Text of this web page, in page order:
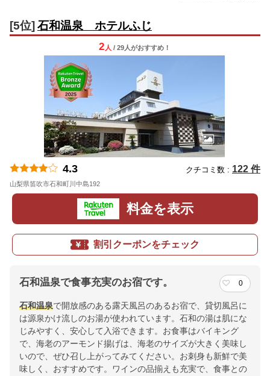
[5位] 石和温泉 ホテルふじ
2 人 / 29人がおすすめ！
4.3 クチコミ数 : 122 件
山梨県笛吹市石和町川中島192
料金を表示
割引クーポンをチェック
石和温泉で食事充実のお宿です。 0
石和温泉で開放感のある露天風呂のあるお宿で、貸切風呂に
は源泉かけ流しのお湯が使われています。石和の湯は肌にな
じみやすく、安心して入浴できます。お食事はバイキング
で、海老のアーモンド揚げは、海老のサイズが大きく美味し
いので、ぜひ召し上がってみてください。お刺身も新鮮で美
味しく、おすすめです。ワインの品揃えも充実で、食事との